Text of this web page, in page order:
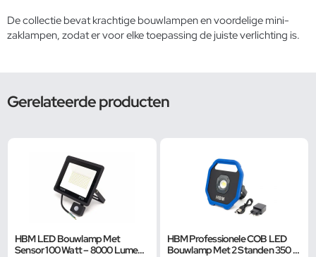
De collectie bevat krachtige bouwlampen en voordelige mini-
zaklampen, zodat er voor elke toepassing de juiste verlichting is.
Gerelateerde producten
HBM LED Bouwlamp Met
Sensor 100 Watt – 8000 Lumen,
HBM Professionele COB LED
Bouwlamp Met 2 Standen 350 –